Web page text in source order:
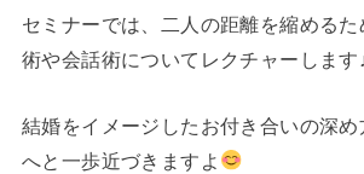
セミナーでは、二人の距離を縮めるた
術や会話術についてレクチャーします
結婚をイメージしたお付き合いの深
へと一歩近づきますよ